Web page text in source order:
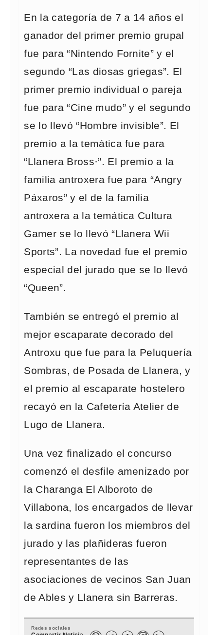
En la categoría de 7 a 14 años el
ganador del primer premio grupal
fue para “Nintendo Fornite” y el
segundo “Las diosas griegas”. El
primer premio individual o pareja
fue para “Cine mudo” y el segundo
se lo llevó “Hombre invisible”. El
premio a la temática fue para
“Llanera Bross·”. El premio a la
familia antroxera fue para “Angry
Páxaros” y el de la familia
antroxera a la temática Cultura
Gamer se lo llevó “Llanera Wii
Sports”. La novedad fue el premio
especial del jurado que se lo llevó
“Queen”.
También se entregó el premio al
mejor escaparate decorado del
Antroxu que fue para la Peluquería
Sombras, de Posada de Llanera, y
el premio al escaparate hostelero
recayó en la Cafetería Atelier de
Lugo de Llanera.
Una vez finalizado el concurso
comenzó el desfile amenizado por
la Charanga El Alboroto de
Villabona, los encargados de llevar
la sardina fueron los miembros del
jurado y las plañideras fueron
representantes de las
asociaciones de vecinos San Juan
de Ables y Llanera sin Barreras.
Redes sociales